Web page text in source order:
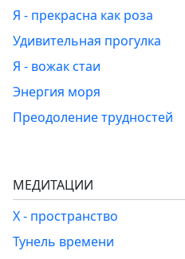
Я - прекрасна как роза
Удивительная прогулка
Я - вожак стаи
Энергия моря
Преодоление трудностей
МЕДИТАЦИИ
Х - пространство
Тунель времени